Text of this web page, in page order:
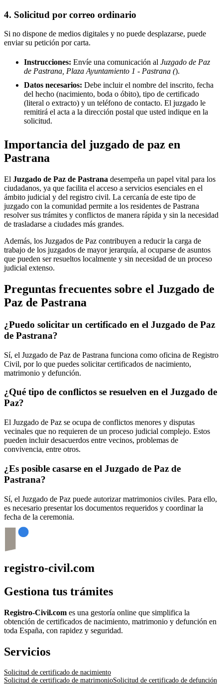
4. Solicitud por correo ordinario
Si no dispone de medios digitales y no puede desplazarse, puede
enviar su petición por carta.
Instrucciones: Envíe una comunicación al Juzgado de Paz
de Pastrana, Plaza Ayuntamiento 1 - Pastrana ().
Datos necesarios: Debe incluir el nombre del inscrito, fecha
del hecho (nacimiento, boda o óbito), tipo de certificado
(literal o extracto) y un teléfono de contacto. El juzgado le
remitirá el acta a la dirección postal que usted indique en la
solicitud.
Importancia del juzgado de paz en
Pastrana
El Juzgado de Paz de Pastrana desempeña un papel vital para los
ciudadanos, ya que facilita el acceso a servicios esenciales en el
ámbito judicial y del registro civil. La cercanía de este tipo de
juzgado con la comunidad permite a los residentes de Pastrana
resolver sus trámites y conflictos de manera rápida y sin la necesidad
de trasladarse a ciudades más grandes.
Además, los Juzgados de Paz contribuyen a reducir la carga de
trabajo de los juzgados de mayor jerarquía, al ocuparse de asuntos
que pueden ser resueltos localmente y sin necesidad de un proceso
judicial extenso.
Preguntas frecuentes sobre el Juzgado de
Paz de Pastrana
¿Puedo solicitar un certificado en el Juzgado de Paz
de Pastrana?
Sí, el Juzgado de Paz de Pastrana funciona como oficina de Registro
Civil, por lo que puedes solicitar certificados de nacimiento,
matrimonio y defunción.
¿Qué tipo de conflictos se resuelven en el Juzgado de
Paz?
El Juzgado de Paz se ocupa de conflictos menores y disputas
vecinales que no requieren de un proceso judicial complejo. Estos
pueden incluir desacuerdos entre vecinos, problemas de
convivencia, entre otros.
¿Es posible casarse en el Juzgado de Paz de
Pastrana?
Sí, el Juzgado de Paz puede autorizar matrimonios civiles. Para ello,
es necesario presentar los documentos requeridos y coordinar la
fecha de la ceremonia.
registro-civil.com
Gestiona tus trámites
Registro-Civil.com es una gestoría online que simplifica la
obtención de certificados de nacimiento, matrimonio y defunción en
toda España, con rapidez y seguridad.
Servicios
Solicitud de certificado de nacimiento
Solicitud de certificado de matrimonioSolicitud de certificado de defunción